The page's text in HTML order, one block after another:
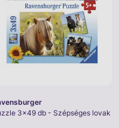
3x49 db - Szépséges lovak